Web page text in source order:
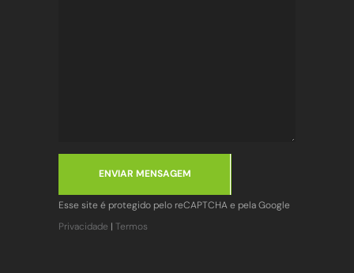
ENVIAR MENSAGEM
Esse site é protegido pelo reCAPTCHA e pela Google
Privacidade | Termos